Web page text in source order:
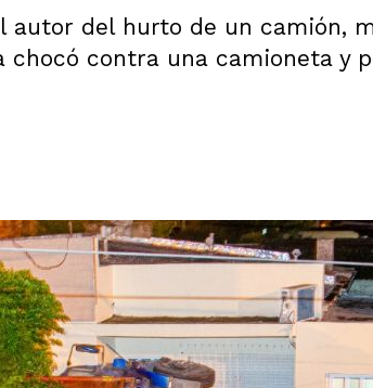
autor del hurto de un camión,
chocó contra una camioneta y